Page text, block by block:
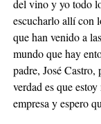
del vino y yo todo
escucharlo allí con
que han venido a
mundo que hay
padre, José
verdad es que
empresa y espero